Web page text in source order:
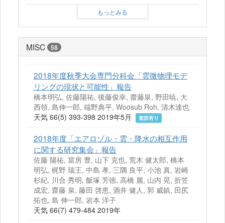
もっとみる
MISC 58
2018年度秋季大会専門分科会「雲微物理モデ
リングの現状と可能性」報告
橋本明弘, 佐藤陽祐, 後藤俊幸, 齋藤泉, 野田暁, 大
西領, 島伸一郎, 端野典平, Woosub Roh, 清木達也
天気 66(5) 393-398 2019年5月
査読有り
2018年度「エアロゾル・雲・降水の相互作用
に関する研究集会」報告
佐藤 陽祐, 當房 豊, 山下 克也, 荒木 健太郎, 橋本
明弘, 梶野 瑞王, 中島 孝, 三隅 良平, 小池 真, 岩崎
杉紀, 川合 秀明, 飯塚 芳徳, 高橋 麗, 山内 晃, 折笠
成宏, 齋藤 泉, 藤田 啓恵, 酒井 健人, 郭 威鎮, 田尻
拓也, 島 伸一郎, 岩本 洋子
天気 66(7) 479-484 2019年